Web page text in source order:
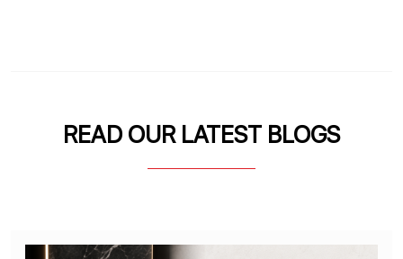
READ OUR LATEST BLOGS